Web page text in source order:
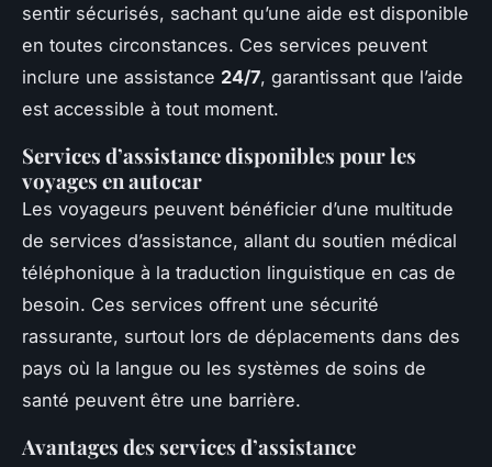
sentir sécurisés, sachant qu’une aide est disponible
en toutes circonstances. Ces services peuvent
inclure une assistance 24/7, garantissant que l’aide
est accessible à tout moment.
Services d’assistance disponibles pour les
voyages en autocar
Les voyageurs peuvent bénéficier d’une multitude
de services d’assistance, allant du soutien médical
téléphonique à la traduction linguistique en cas de
besoin. Ces services offrent une sécurité
rassurante, surtout lors de déplacements dans des
pays où la langue ou les systèmes de soins de
santé peuvent être une barrière.
Avantages des services d’assistance